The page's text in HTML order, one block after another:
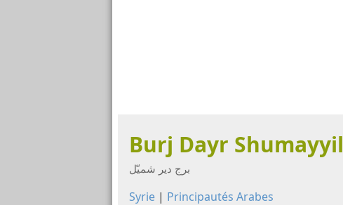
Burj Dayr Shumayyil
برج دير شميّل
Syrie | Principautés Arabes